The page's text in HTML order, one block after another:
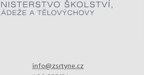
info@zsrtyne.cz